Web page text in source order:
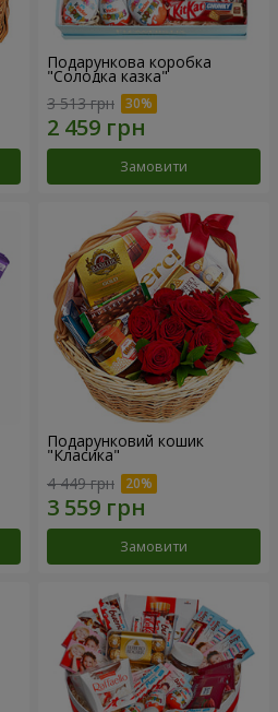
Подарункова коробка
"Солодка казка"
3 513 грн
Замовити
Подарунковий кошик
"Класика"
4 449 грн
Замовити